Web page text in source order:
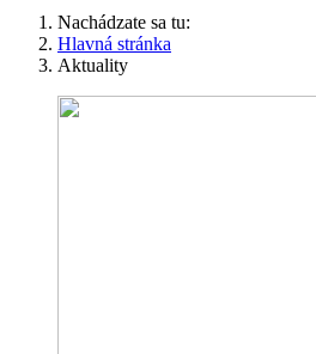
Nachádzate sa tu:
Hlavná stránka
Aktuality